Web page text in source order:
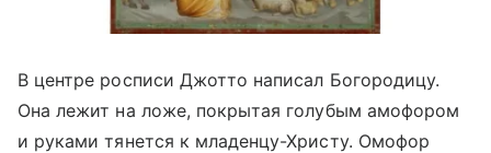
В центре росписи Джотто написал Богородицу.
Она лежит на ложе, покрытая голубым амофором
и руками тянется к младенцу-Христу. Омофор